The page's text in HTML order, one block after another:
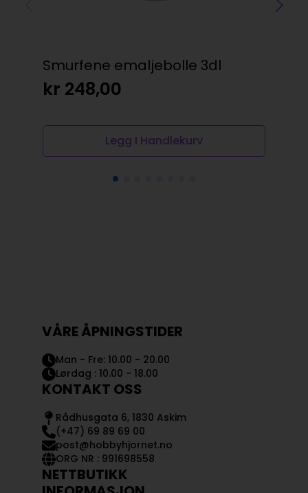
Smurfene emaljebolle 3dl
kr 248,00
Legg I Handlekurv
VÅRE ÅPNINGSTIDER
Man - Fre: 10.00 - 20.00
Lørdag : 10.00 - 18.00
KONTAKT OSS
Rådhusgata 6, 1830 Askim
(+47) 69 89 69 00
post@hobbyhjornet.no
ORG NR : 991698558
NETTBUTIKK